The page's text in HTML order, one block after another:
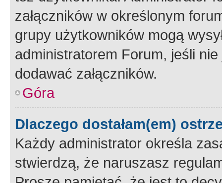
załączników w określonym
grupy użytkowników mogą
administratorem Forum, jeśli
dodawać załączników.
Góra
Dlaczego dostałam(em)
Każdy administrator określa
stwierdzą, że naruszasz